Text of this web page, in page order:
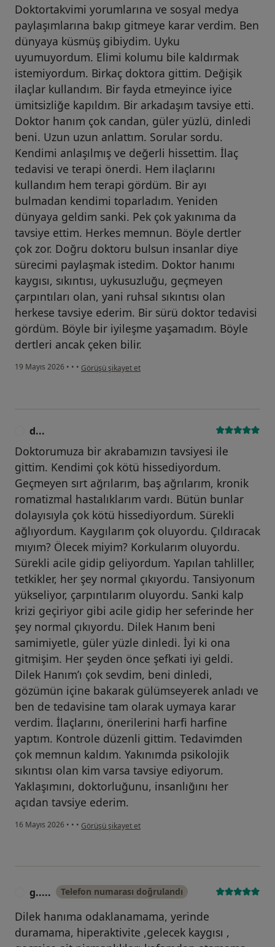
Doktortakvimi yorumlarına ve sosyal medya
paylaşımlarına bakıp gitmeye karar verdim. Ben
dünyaya küsmüş gibiydim. Uyku
uyumuyordum. Elimi kolumu bile kaldırmak
istemiyordum. Birkaç doktora gittim. Değişik
ilaçlar kullandım. Bir fayda etmeyince iyice
ümitsizliğe kapıldım. Bir arkadaşım tavsiye etti.
Doktor hanım çok candan, güler yüzlü, dinledi
beni. Uzun uzun anlattım. Sorular sordu.
Kendimi anlaşılmış ve değerli hissettim. İlaç
tedavisi ve terapi önerdi. Hem ilaçlarını
kullandım hem terapi gördüm. Bir ayı
bulmadan kendimi toparladım. Yeniden
dünyaya geldim sanki. Pek çok yakınıma da
tavsiye ettim. Herkes memnun. Böyle dertler
çok zor. Doğru doktoru bulsun insanlar diye
sürecimi paylaşmak istedim. Doktor hanımı
kaygısı, sıkıntısı, uykusuzluğu, geçmeyen
çarpıntıları olan, yani ruhsal sıkıntısı olan
herkese tavsiye ederim. Bir sürü doktor tedavisi
gördüm. Böyle bir iyileşme yaşamadım. Böyle
dertleri ancak çeken bilir.
19 Mayıs 2026 • • • kullanıcının görüşüne göre s...
Görüşü şikayet et
d...
Doktorumuza bir akrabamızın tavsiyesi ile
gittim. Kendimi çok kötü hissediyordum.
Geçmeyen sırt ağrılarım, baş ağrılarım, kronik
romatizmal hastalıklarım vardı. Bütün bunlar
dolayısıyla çok kötü hissediyordum. Sürekli
ağlıyordum. Kaygılarım çok oluyordu. Çıldıracak
mıyım? Ölecek miyim? Korkularım oluyordu.
Sürekli acile gidip geliyordum. Yapılan tahliller,
tetkikler, her şey normal çıkıyordu. Tansiyonum
yükseliyor, çarpıntılarım oluyordu. Sanki kalp
krizi geçiriyor gibi acile gidip her seferinde her
şey normal çıkıyordu. Dilek Hanım beni
samimiyetle, güler yüzle dinledi. İyi ki ona
gitmişim. Her şeyden önce şefkati iyi geldi.
Dilek Hanım’ı çok sevdim, beni dinledi,
gözümün içine bakarak gülümseyerek anladı ve
ben de tedavisine tam olarak uymaya karar
verdim. İlaçlarını, önerilerini harfi harfine
yaptım. Kontrole düzenli gittim. Tedavimden
çok memnun kaldım. Yakınımda psikolojik
sıkıntısı olan kim varsa tavsiye ediyorum.
Yaklaşımını, doktorluğunu, insanlığını her
açıdan tavsiye ederim.
16 Mayıs 2026 • • • kullanıcının görüşüne göre d...
Görüşü şikayet et
g..... Telefon numarası doğrulandı
Dilek hanıma odaklanamama, yerinde
duramama, hiperaktivite ,gelecek kaygısı ,